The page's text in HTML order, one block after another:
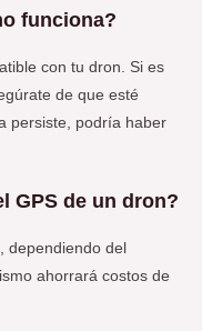
funciona?
con tu dron. Si es
de que esté
persiste, podría haber
GPS de un dron?
dependiendo del
ahorrará costos de